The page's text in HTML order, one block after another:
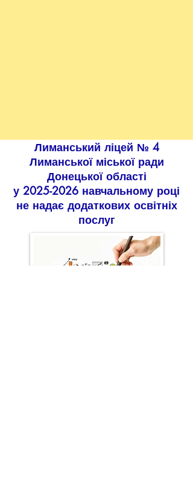
Лиманський ліцей № 4
Лиманської міської ради
Донецької області
у 2025-2026 навчальному році
не надає додаткових освітніх
послуг